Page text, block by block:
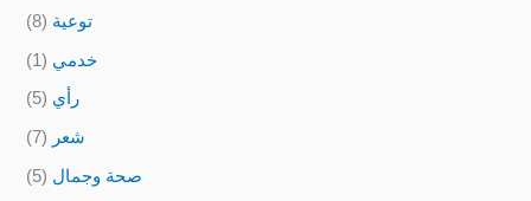
توعية (8)
خدمي (1)
رأي (5)
شعر (7)
صحة وجمال (5)